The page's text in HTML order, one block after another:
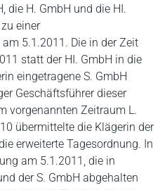
die H. GmbH und die HI.
einer
5.1.2011. Die in der Zeit
statt der HI. GmbH in die
eingetragene S. GmbH
Geschäftsführer dieser
vorgenannten Zeitraum L.
übermittelte die Klägerin der
erweiterte Tagesordnung. In
am 5.1.2011, die in
der S. GmbH abgehalten